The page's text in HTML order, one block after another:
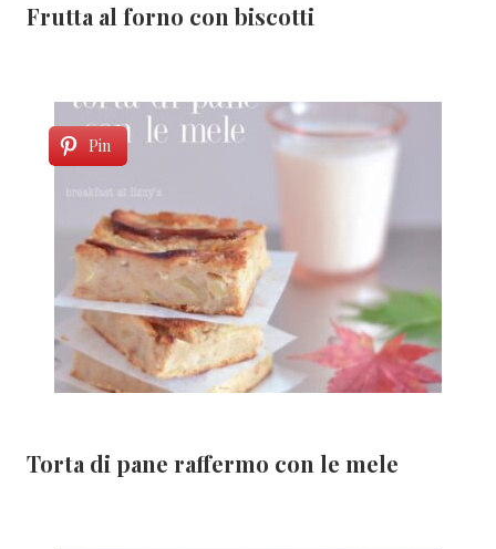
Frutta al forno con biscotti
Pin
Torta di pane raffermo con le mele